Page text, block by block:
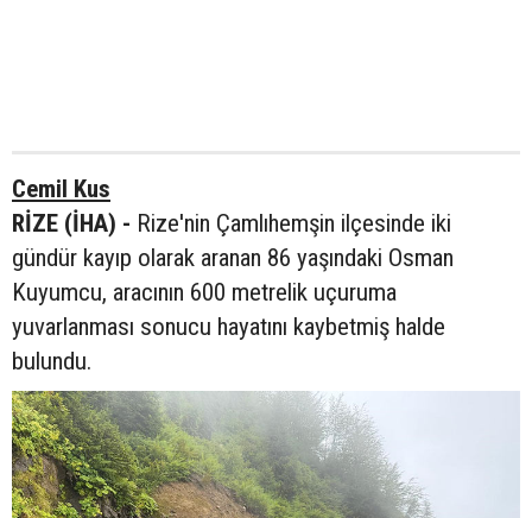
Cemil Kus
RİZE (İHA) - Rize'nin Çamlıhemşin ilçesinde iki
gündür kayıp olarak aranan 86 yaşındaki Osman
Kuyumcu, aracının 600 metrelik uçuruma
yuvarlanması sonucu hayatını kaybetmiş halde
bulundu.